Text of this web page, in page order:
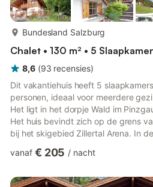
Bundesland Salzburg
Chalet • 130 m² • 5
8,6 (93 recensies)
Dit vakantiehuis heeft 5
personen, ideaal voor meerdere
Het ligt in het dorpje Wald im
Het huis bevindt zich op de grens
bij het skigebied Zillertal Arena. In
zomer mag een bezoek aan de
dichtstbijzijnde restaurants zijn op
vanaf € 205 / nacht